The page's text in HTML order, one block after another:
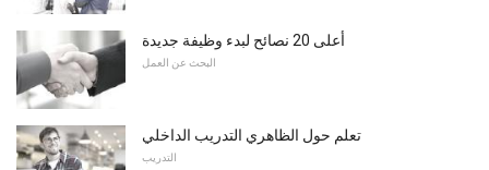
أعلى 20 نصائح لبدء وظيفة جديدة
البحث عن العمل
تعلم حول الظاهري التدريب الداخلي
التدريب